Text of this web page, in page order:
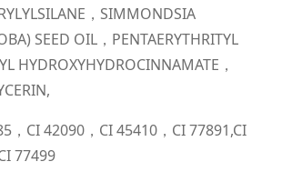
，SIMMONDSIA
SEED OIL，PENTAERYTHRITYL
HYDROXYHYDROCINNAMATE，
，CI 42090，CI 45410，CI 77891,CI
77499